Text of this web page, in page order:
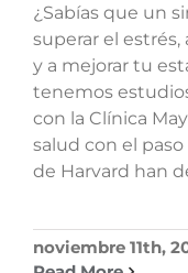
¿Sabías que un
superar el
y a mejorar tu
tenemos
con la Clínica
salud con el
de Harvard han
noviembre 11th,